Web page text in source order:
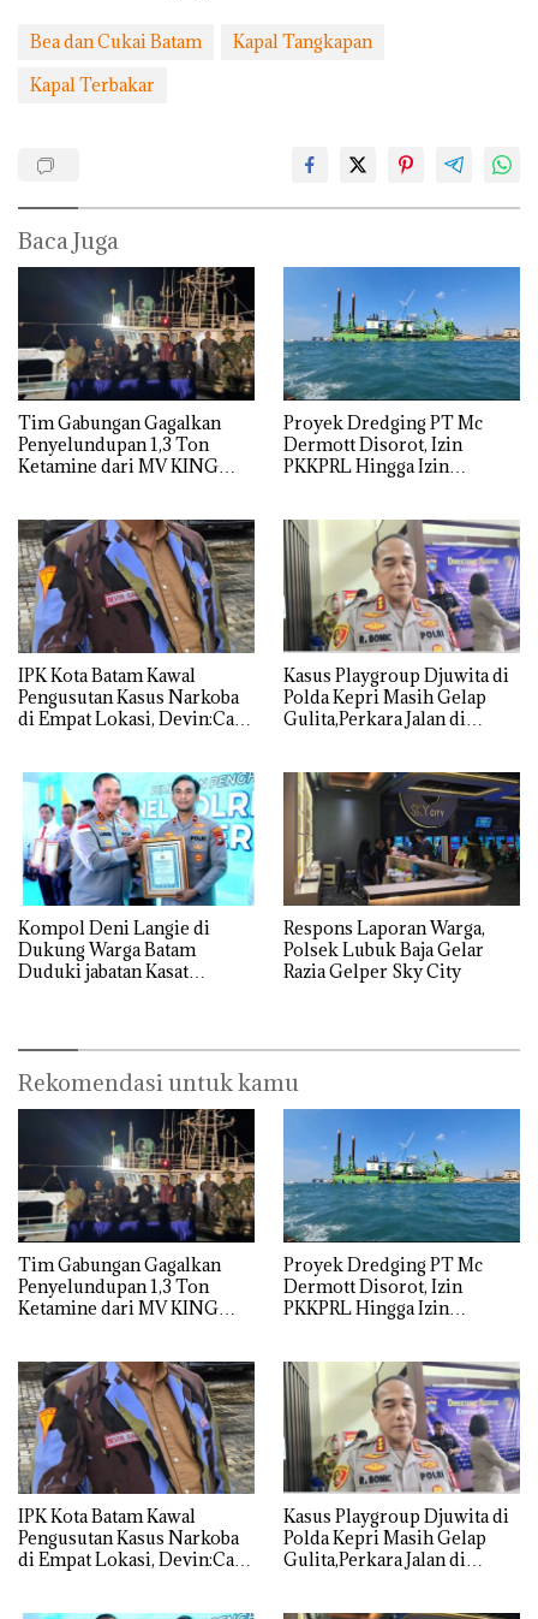
Bea dan Cukai Batam
Kapal Tangkapan
Kapal Terbakar
Baca Juga
Tim Gabungan Gagalkan
Penyelundupan 1,3 Ton
Ketamine dari MV KING
Proyek Dredging PT Mc
Dermott Disorot, Izin
PKKPRL Hingga Izin
IPK Kota Batam Kawal
Pengusutan Kasus Narkoba
di Empat Lokasi, Devin:Cari
Kasus Playgroup Djuwita di
Polda Kepri Masih Gelap
Gulita,Perkara Jalan di
Kompol Deni Langie di
Dukung Warga Batam
Duduki jabatan Kasat
Respons Laporan Warga,
Polsek Lubuk Baja Gelar
Razia Gelper Sky City
Rekomendasi untuk kamu
Tim Gabungan Gagalkan
Penyelundupan 1,3 Ton
Ketamine dari MV KING
Proyek Dredging PT Mc
Dermott Disorot, Izin
PKKPRL Hingga Izin
IPK Kota Batam Kawal
Pengusutan Kasus Narkoba
di Empat Lokasi, Devin:Cari
Kasus Playgroup Djuwita di
Polda Kepri Masih Gelap
Gulita,Perkara Jalan di